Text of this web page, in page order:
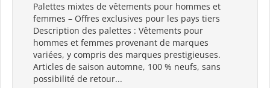
Palettes mixtes de vêtements pour hommes et
femmes – Offres exclusives pour les pays tiers
Description des palettes : Vêtements pour
hommes et femmes provenant de marques
variées, y compris des marques prestigieuses.
Articles de saison automne, 100 % neufs, sans
possibilité de retour...